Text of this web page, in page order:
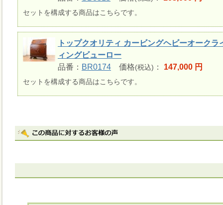
セットを構成する商品はこちらです。
トップクオリティ カービングヘビーオークラ
ィングビューロー
品番： BR0174 価格(税込) ： 147,000 円
セットを構成する商品はこちらです。